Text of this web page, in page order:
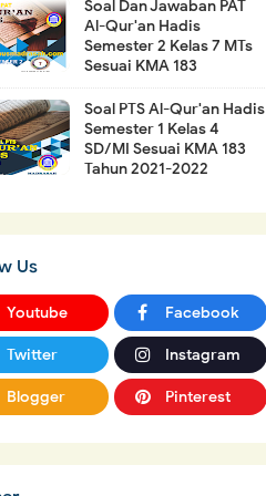
Soal Dan Jawaban PAT
Al-Qur'an Hadis
Semester 2 Kelas 7 MTs
Sesuai KMA 183
Soal PTS Al-Qur'an Hadis
Semester 1 Kelas 4
SD/MI Sesuai KMA 183
Tahun 2021-2022
Us
Youtube Facebook
Twitter Instagram
Blogger Pinterest